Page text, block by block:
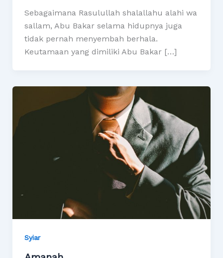
Sebagaimana Rasulullah shalallahu alahi wa
sallam, Abu Bakar selama hidupnya juga
tidak pernah menyembah berhala.
Keutamaan yang dimiliki Abu Bakar […]
Syiar